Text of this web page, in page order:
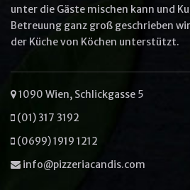
unter die Gäste mischen kann und
Betreuung ganz groß geschrieben
der Küche von Köchen unterstützt.
1090 Wien, Schlickgasse 5
(01) 317 3192
(0699) 1919 1212
info@pizzeriacandis.com
VIEW CART